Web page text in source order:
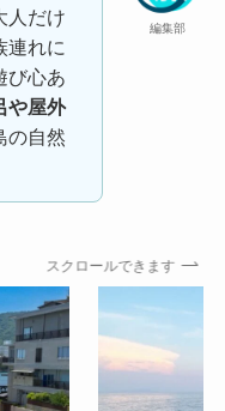
編集部
人だけ
連れに
び心あ
や屋外
の自然
スクロールできます